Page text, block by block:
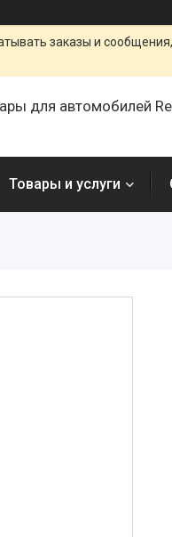
заказы и
для автомобилей
Товары и услуги